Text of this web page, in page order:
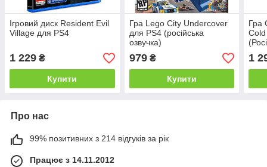
Ігровий диск Resident Evil
Village для PS4
1 229 ₴
Купити
Гра Lego City Undercover
для PS4 (російська
озвучка)
979₴
Купити
Гра
1
Про нас
99% позитивних з 214 відгуків за рік
Працює з 14.11.2012